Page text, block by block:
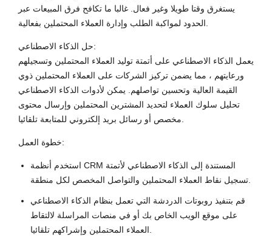
يستغرق وقتا طويلا وغير فعال. غالبا ما تكافح فرق المبيعات عبر
حل الذكاء الاصطناعي:
يعمل الذكاء الاصطناعي على أتمتة توليد العملاء المحتملين وتسجيلهم
ورعايتهم ، مما يضمن تركيز الشركات على العملاء المحتملين ذوي
القيمة العالية وتحسين تواصلهم. يمكن لأدوات الذكاء الاصطناعي
تحليل سلوك العملاء لتحديد المشترين المحتملين وإرسال محتوى
خطوة العمل:
استخدم أنظمة CRM المستندة إلى الذكاء الاصطناعي لأتمتة
قم بتنفيذ روبوتات الدردشة التي تعمل بنظام الذكاء الاصطناعي
على موقع الويب الخاص بك أو في منصات المراسلة لالتقاط